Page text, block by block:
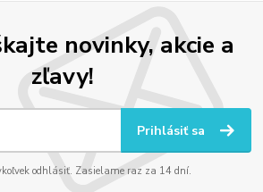
novinky, akcie a
zľavy!
Prihlásiť sa
odhlásiť. Zasielame raz za 14 dní.